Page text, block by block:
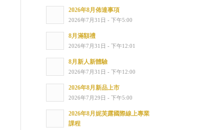
2026年8月佈達事項
2026年7月31日 - 下午5:00
8月滿額禮
2026年7月31日 - 下午12:01
8月新人新體驗
2026年7月31日 - 下午12:00
2026年8月新品上市
2026年7月29日 - 下午5:00
2026年8月妮芙露國際線上專業
課程